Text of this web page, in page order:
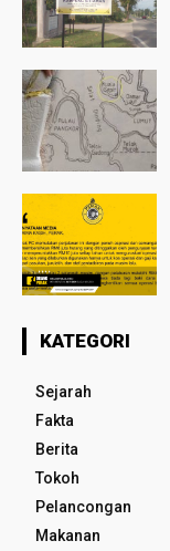
KATEGORI
Sejarah
Fakta
Berita
Tokoh
Pelancongan
Makanan